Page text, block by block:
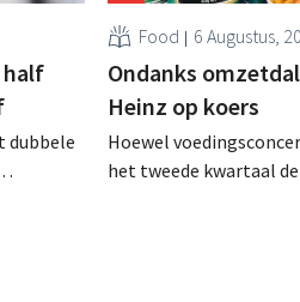
half
dubbele
Food 6 Augustus,
Ondanks
Heinz op koers
Hoewel
het tweede kwartaal